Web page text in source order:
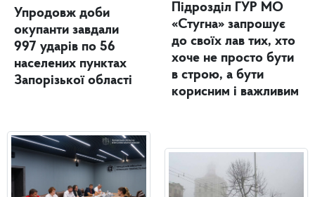
Упродовж доби
окупанти завдали
997 ударів по 56
населених пунктах
Запорізької області
Підрозділ ГУР МО
«Стугна» запрошує
до своїх лав тих, хто
хоче не просто бути
в строю, а бути
корисним і важливим